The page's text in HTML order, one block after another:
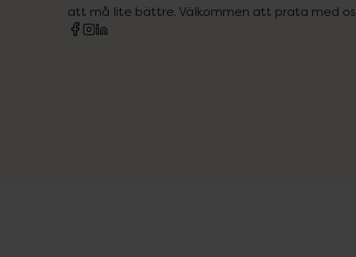
att må lite bättre. Välkommen att prata med